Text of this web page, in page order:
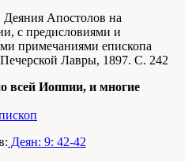
Апостолов на
с предисловиями и
примечаниями епископа
Лавры, 1897. С. 242
всей Иоппии, и многие
Деян: 9: 42-42